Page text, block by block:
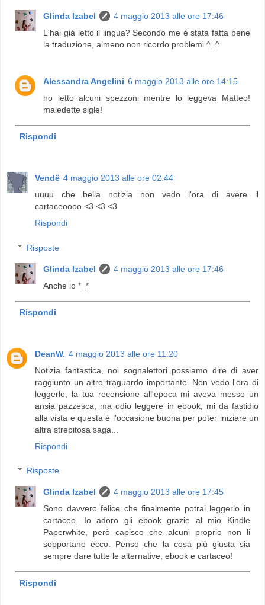
Glinda Izabel
4 maggio 2013 alle ore 17:46
L'hai già letto il lingua? Secondo me è stata fatta bene
la traduzione, almeno non ricordo problemi ^_^
Alessandra Angelini 6 maggio 2013 alle ore 14:15
ho letto alcuni spezzoni mentre lo leggeva Matteo!
maledette sigle!
Rispondi
Vendë 4 maggio 2013 alle ore 02:44
uuuu che bella notizia non vedo l'ora di avere il
cartaceoooo <3 <3 <3
Rispondi
Risposte
Glinda Izabel
4 maggio 2013 alle ore 17:46
Anche io *_*
Rispondi
DeanW. 4 maggio 2013 alle ore 11:20
Notizia fantastica, noi sognalettori possiamo dire di aver
raggiunto un altro traguardo importante. Non vedo l'ora di
leggerlo, la tua recensione all'epoca mi aveva messo un
ansia pazzesca, ma odio leggere in ebook, mi da fastidio
alla vista e questa è l'occasione buona per poter iniziare un
altra strepitosa saga...
Rispondi
Risposte
Glinda Izabel
4 maggio 2013 alle ore 17:45
Sono davvero felice che finalmente potrai leggerlo in
cartaceo. Io adoro gli ebook grazie al mio Kindle
Paperwhite, però capisco che alcuni proprio non li
sopportano ecco. Penso che la cosa più giusta sia
sempre dare tutte le alternative, ebook e cartaceo!
Rispondi